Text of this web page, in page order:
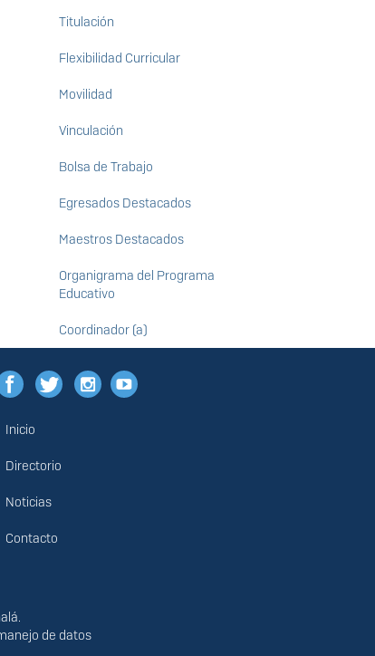
Titulación
Flexibilidad Curricular
Movilidad
Vinculación
Bolsa de Trabajo
Egresados Destacados
Maestros Destacados
Organigrama del Programa
Educativo
Coordinador (a)
Menú
principal
Inicio
Directorio
Noticias
Contacto
de datos